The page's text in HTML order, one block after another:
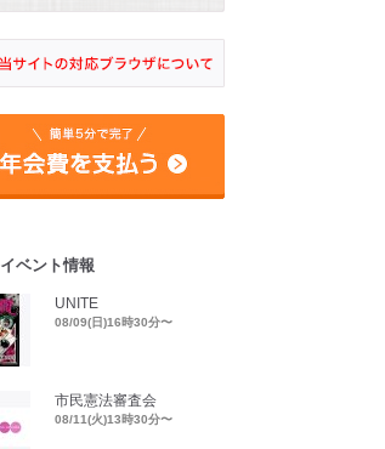
イベント情報
UNITE
08/09(日)16時30分〜
市民憲法審査会
08/11(火)13時30分〜